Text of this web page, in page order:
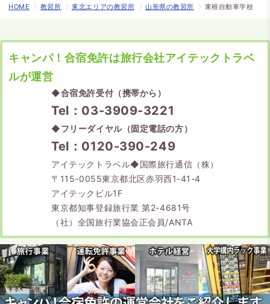
HOME 教習所 東北エリアの教習所 山形県の教習所 東根自動車学校
キャンパ！合宿免許は旅行会社アイテックトラベ
ルが運営
◆合宿免許受付（携帯から）
Tel：03-3909-3221
◆フリーダイヤル（固定電話の方）
Tel：0120-390-249
アイテックトラベル◆国際旅行通信（株）
〒115-0055東京都北区赤羽西1-41-4
アイテックビル1F
東京都知事登録旅行業 第2-4681号
（社）全国旅行業協会正会員/ANTA